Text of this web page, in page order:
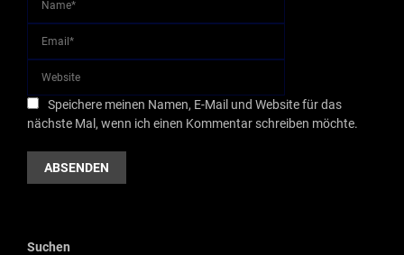
Speichere meinen Namen, E-Mail und Website für das
nächste Mal, wenn ich einen Kommentar schreiben möchte.
Suchen